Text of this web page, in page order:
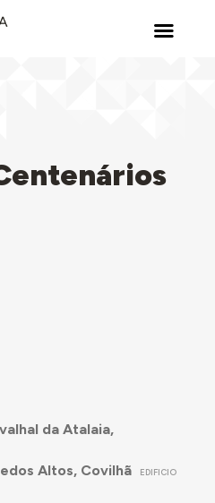
da Atalaia,
Altos, Covilhã EDIFICIO